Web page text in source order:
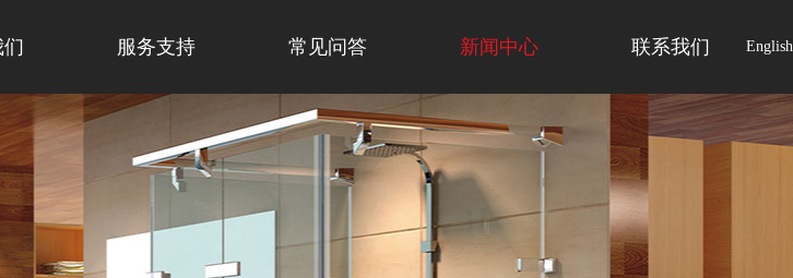
服务支持 常见问答 新闻中心 联系我们 English